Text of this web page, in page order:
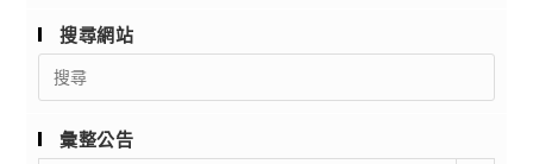
搜尋網站
Search
for:
彙整公告